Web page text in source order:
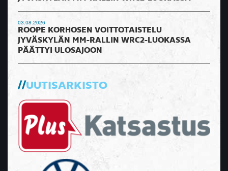
03.08.2026
ROOPE KORHOSEN VOITTOTAISTELU
JYVÄSKYLÄN MM-RALLIN WRC2-LUOKASSA
PÄÄTTYI ULOSAJOON
UUTISARKISTO